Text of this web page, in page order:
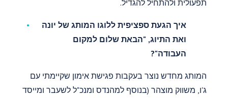
תפעולית ולהתחיל להגדיל.
איך הגעת ספציפית ללוגו המותג של יונה
ואת התיוג, "הבאת שלום למקום
העבודה"?
המותג מחדש נוצר בעקבות פגישת אימון שקיימתי עם
ג'ו, משווק מוצהר (בנוסף למהנדס ומנכ"ל לשעבר ומייסד